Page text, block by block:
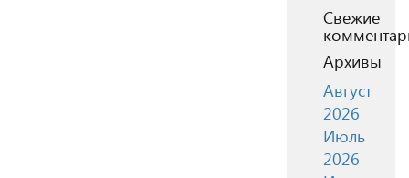
Свежие
Архивы
Август
2026
Июль
2026